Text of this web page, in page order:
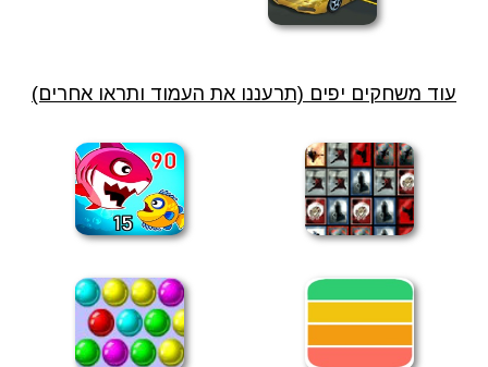
עוד משחקים יפים (תרעננו את העמוד ותראו אחרים)